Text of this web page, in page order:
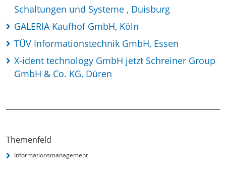
Schaltungen und Systeme , Duisburg
GALERIA Kaufhof GmbH, Köln
TÜV Informationstechnik GmbH, Essen
X-ident technology GmbH jetzt Schreiner Group
GmbH & Co. KG, Düren
Themenfeld
Informationsmanagement